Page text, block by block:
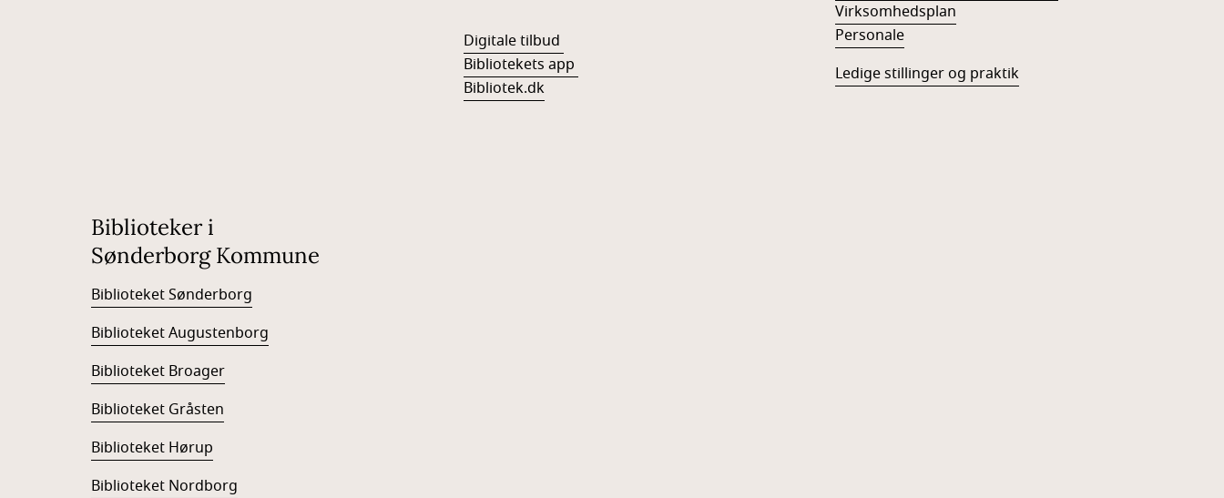
Digitale tilbud
Bibliotekets app
Bibliotek.dk
Virksomhedsplan
Personale
Ledige stillinger og praktik
Biblioteker i
Sønderborg Kommune
Biblioteket Sønderborg
Biblioteket Augustenborg
Biblioteket Broager
Biblioteket Gråsten
Biblioteket Hørup
Biblioteket Nordborg